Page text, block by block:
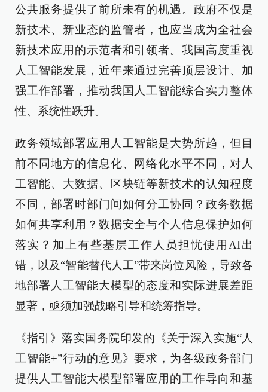
公共服务提供了前所未有的机遇。政府不仅是
新技术、新业态的监管者，也应当成为全社会
新技术应用的示范者和引领者。我国高度重视
人工智能发展，近年来通过完善顶层设计、加
强工作部署，推动我国人工智能综合实力整体
性、系统性跃升。
政务领域部署应用人工智能是大势所趋，但目
前不同地方的信息化、网络化水平不同，对人
工智能、大数据、区块链等新技术的认知程度
不同，部署时部门间如何分工协同？政务数据
如何共享利用？数据安全与个人信息保护如何
落实？加上有些基层工作人员担忧使用AI出
错，以及“智能替代人工”带来岗位风险，导致各
地部署人工智能大模型的态度和实际进展差距
显著，亟须加强战略引导和统筹指导。
《指引》落实国务院印发的《关于深入实施“人
工智能+”行动的意见》要求，为各级政务部门
提供人工智能大模型部署应用的工作导向和基